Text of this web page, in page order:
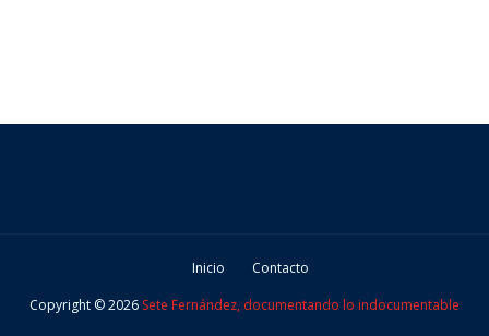
Inicio
Contacto
Copyright ©2026 Sete Fernández, documentando lo indocumentable